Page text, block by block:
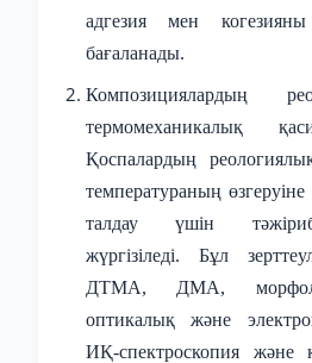
адгезия мен
бағаланады.
Композициялардың
термомеханикалық
Қоспалардың
температураның өзгеруіне
талдау үшін
жүргізіледі. Бұл
ДТМА, ДМА,
оптикалық және
ИҚ-спектроскопия және